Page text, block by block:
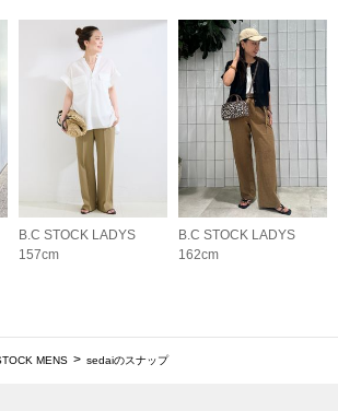
B.C STOCK LADYS
157cm
B.C STOCK LADYS
162cm
MENS sedaiのスナップ